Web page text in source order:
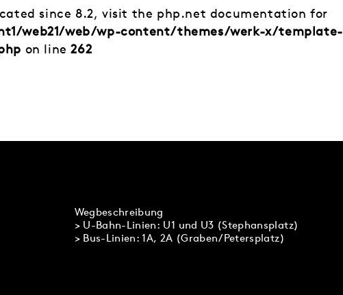
since 8.2, visit the php.net documentation for
web21/web/wp-content/themes/werk-x/template-
on line262
Wegbeschreibung
> U-Bahn-Linien: U1 und U3 (Stephansplatz)
> Bus-Linien: 1A, 2A (Graben/Petersplatz)